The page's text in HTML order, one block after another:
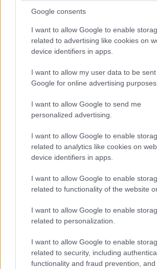
Google consents
I want to allow Google to enable
related to advertising like cookies on
device identifiers in apps.
I want to allow my user data to be
Google for online advertising purposes.
I want to allow Google to send me
personalized advertising.
I want to allow Google to enable
related to analytics like cookies on
device identifiers in apps.
I want to allow Google to enable
related to functionality of the website
I want to allow Google to enable
related to personalization.
I want to allow Google to enable
related to security, including
functionality and fraud prevention,
Xαρακτήρες: 0/1000
Deramina 02·10·2024 21:12
Αντιλαμβάνομαι ότι έχουν στείλει
Απαντήστε